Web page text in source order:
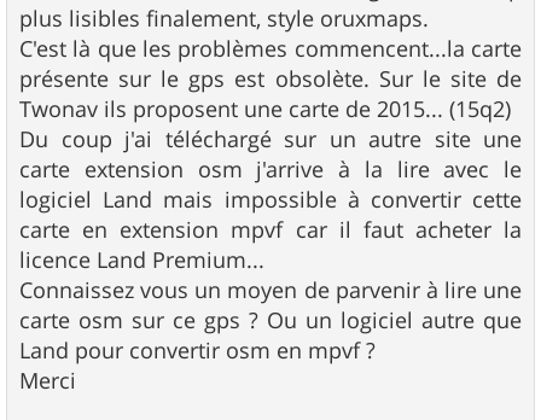
plus lisibles finalement, style oruxmaps.
C'est là que les problèmes commencent...la carte
présente sur le gps est obsolète. Sur le site de
Twonav ils proposent une carte de 2015... (15q2)
Du coup j'ai téléchargé sur un autre site une
carte extension osm j'arrive à la lire avec le
logiciel Land mais impossible à convertir cette
carte en extension mpvf car il faut acheter la
licence Land Premium...
Connaissez vous un moyen de parvenir à lire une
carte osm sur ce gps ? Ou un logiciel autre que
Land pour convertir osm en mpvf ?
Merci